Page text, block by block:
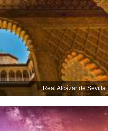
Real Alcázar de Sevilla